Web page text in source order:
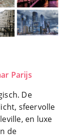
Parijs
De
sfeervolle
en luxe
de